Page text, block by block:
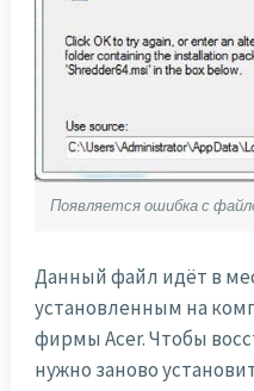
Появляется ошибка с
Данный файл идёт в
установленным на
фирмы Acer. Чтобы
нужно заново